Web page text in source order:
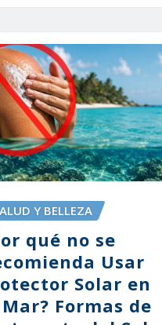
Y BELLEZA
qué no se
Usar
Solar en
Formas de